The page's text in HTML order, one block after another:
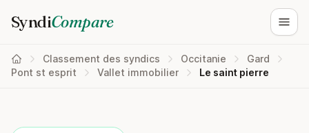
SyndiCompare
Classement des syndics Occitanie
Gard
Pont st esprit
Vallet immobilier Le saint pierre